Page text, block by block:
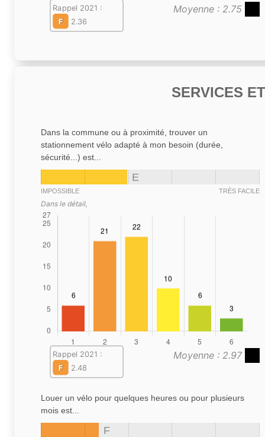
Moyenne : 2.75
Rappel 2021 :
F
2.36
SERVICES
Dans la commune ou à proximité, trouver un
stationnement vélo adapté à mon besoin (durée,
sécurité...) est...
E
IMPOSSIBLE TRÈS FACILE
Dans le détail,
Moyenne : 2.97
Rappel 2021 :
F
2.48
Louer un vélo pour quelques heures ou pour plusieurs
mois est...
F